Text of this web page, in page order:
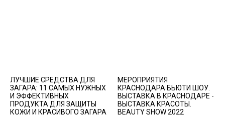
ЛУЧШИЕ СРЕДСТВА ДЛЯ
ЗАГАРА: 11 САМЫХ НУЖНЫХ
И ЭФФЕКТИВНЫХ
ПРОДУКТА ДЛЯ ЗАЩИТЫ
КОЖИ И КРАСИВОГО ЗАГАРА
МЕРОПРИЯТИЯ
КРАСНОДАРА БЬЮТИ ШОУ.
ВЫСТАВКА В КРАСНОДАРЕ -
ВЫСТАВКА КРАСОТЫ.
BEAUTY SHOW 2022